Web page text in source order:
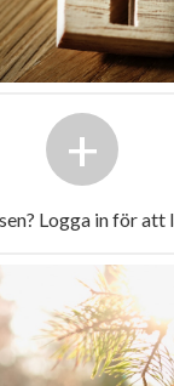
+
Logga in för att